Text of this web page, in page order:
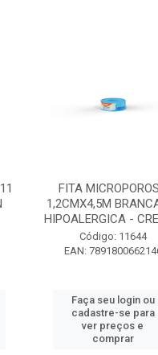
FITA
1,2CMX4,5M
HIPOALERGICA -
Código: 11644
EAN:
Faça seu login ou
cadastre-se para
ver preços e
comprar